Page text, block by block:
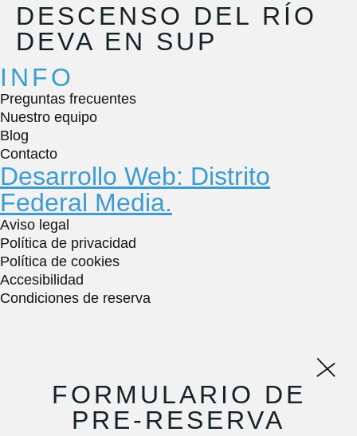
DESCENSO DEL RÍO
DEVA EN SUP
INFO
Preguntas frecuentes
Nuestro equipo
Blog
Contacto
Desarrollo Web: Distrito
Federal Media.
Aviso legal
Política de privacidad
Política de cookies
Accesibilidad
Condiciones de reserva
FORMULARIO DE
PRE-RESERVA